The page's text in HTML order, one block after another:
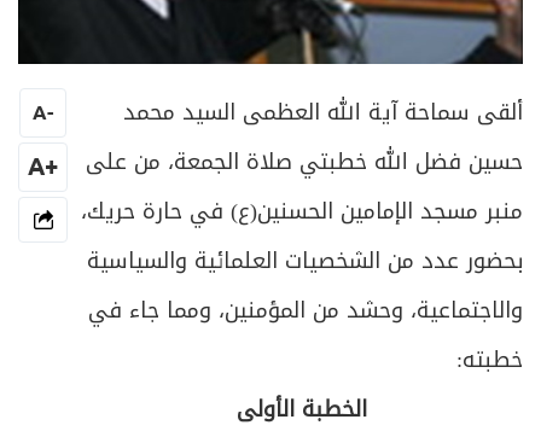
ألقى سماحة آية الله العظمى السيد محمد
حسين فضل الله خطبتي صلاة الجمعة، من على
منبر مسجد الإمامين الحسنين(ع) في حارة حريك،
بحضور عدد من الشخصيات العلمائية والسياسية
والاجتماعية، وحشد من المؤمنين، ومما جاء في
خطبته:
الخطبة الأولى
-
A
+A